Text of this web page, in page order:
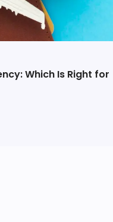
Which Is Right for